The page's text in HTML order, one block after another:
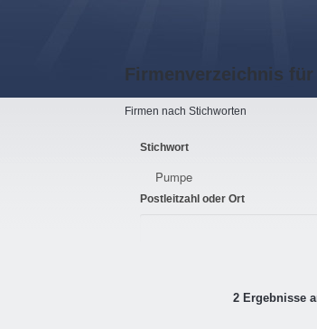
Firmenverzeichnis
Firmen nach Stichworten
Stichwort
Postleitzahl oder Ort
2 Ergebnisse